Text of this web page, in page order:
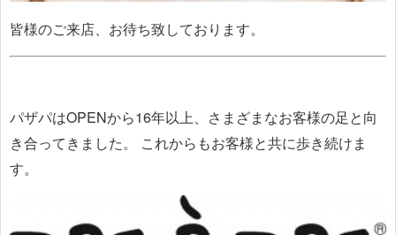
皆様のご来店、お待ち致しております。
パザパはOPENから16年以上、さまざまなお客様の足と向
き合ってきました。
これからもお客様と共に歩き続けま
す。